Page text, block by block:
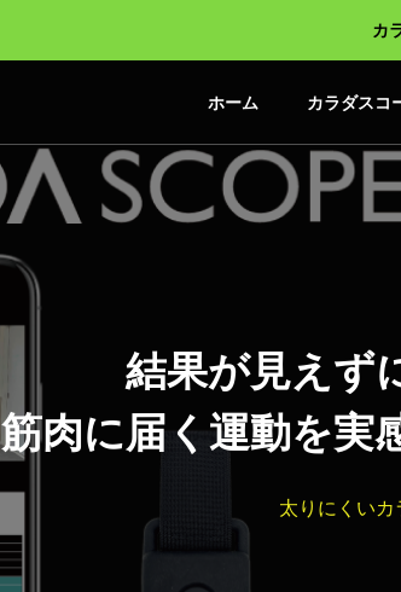
カ
ホーム カラダスコ
結果が見えず
筋肉に届く運動を実
太りにくい